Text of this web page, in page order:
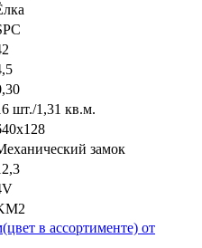
шт./1,31 кв.м.
замок